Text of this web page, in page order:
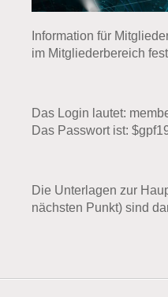
Information für
im Mitgliederbereich
Das Login lautet:
Das Passwort ist:
Die Unterlagen zur
nächsten Punkt) sind